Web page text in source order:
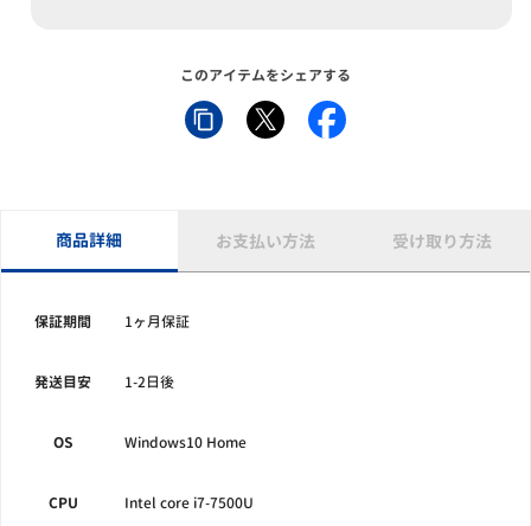
このアイテムをシェアする
商品詳細 お支払い方法 受け取り方法
保証期間 1ヶ月保証
発送目安 1-2日後
OS Windows10 Home
CPU Intel core i7-7500U